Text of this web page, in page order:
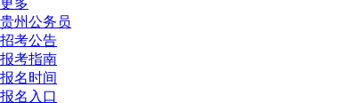
更多
贵州公务员
招考公告
报考指南
报名时间
报名入口